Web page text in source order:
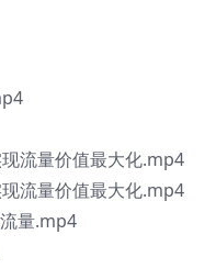
流量价值最大化.mp4
流量价值最大化.mp4
量.mp4